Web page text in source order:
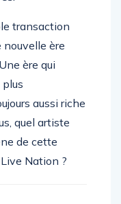
transaction
ère
ère qui
plus
aussi riche
quel artiste
de cette